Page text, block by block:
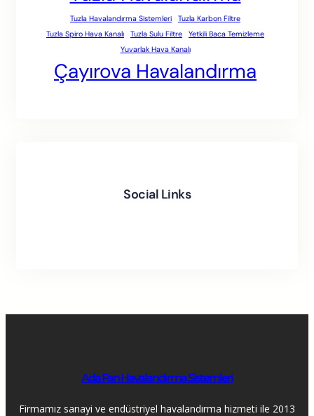
Tuzla Havalandırma Sistemleri
Tuzla Karbon Filtre
Tuzla Spiro Hava Kanalı
Tuzla Sulu Filtre
Yetkili Baca Temizleme
Yuvarlak Hava Kanalı
Çayırova Havalandırma
Social Links
Ada Fan Havalandırma Sistemleri
Firmamız sanayi ve endüstriyel havalandırma hizmeti ile 2013